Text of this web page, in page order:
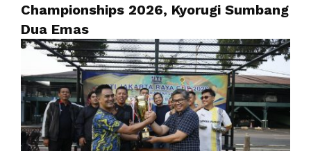
Championships 2026, Kyorugi Sumbang
Dua Emas